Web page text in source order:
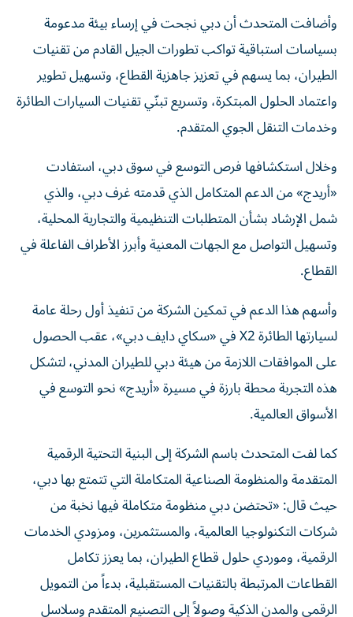
وأضافت المتحدث أن دبي نجحت في إرساء بيئة مدعومة
بسياسات استباقية تواكب تطورات الجيل القادم من تقنيات
الطيران، بما يسهم في تعزيز جاهزية القطاع، وتسهيل تطوير
واعتماد الحلول المبتكرة، وتسريع تبنّي تقنيات السيارات الطائرة
وخدمات التنقل الجوي المتقدم.
وخلال استكشافها فرص التوسع في سوق دبي، استفادت
«أريدج» من الدعم المتكامل الذي قدمته غرف دبي، والذي
شمل الإرشاد بشأن المتطلبات التنظيمية والتجارية المحلية،
وتسهيل التواصل مع الجهات المعنية وأبرز الأطراف الفاعلة في
القطاع.
وأسهم هذا الدعم في تمكين الشركة من تنفيذ أول رحلة عامة
لسيارتها الطائرة X2 في «سكاي دايف دبي»، عقب الحصول
على الموافقات اللازمة من هيئة دبي للطيران المدني، لتشكل
هذه التجربة محطة بارزة في مسيرة «أريدج» نحو التوسع في
الأسواق العالمية.
كما لفت المتحدث باسم الشركة إلى البنية التحتية الرقمية
المتقدمة والمنظومة الصناعية المتكاملة التي تتمتع بها دبي،
حيث قال: «تحتضن دبي منظومة متكاملة فيها نخبة من
شركات التكنولوجيا العالمية، والمستثمرين، ومزودي الخدمات
الرقمية، وموردي حلول قطاع الطيران، بما يعزز تكامل
القطاعات المرتبطة بالتقنيات المستقبلية، بدءاً من التمويل
الرقمي والمدن الذكية وصولاً إلى التصنيع المتقدم وسلاسل